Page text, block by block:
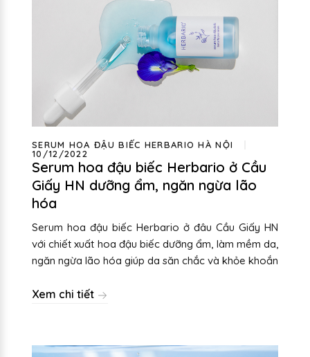
SERUM HOA ĐẬU BIẾC HERBARIO HÀ NỘI
10/12/2022
Serum hoa đậu biếc Herbario ở Cầu
Giấy HN dưỡng ẩm, ngăn ngừa lão
hóa
Serum hoa đậu biếc Herbario ở đâu Cầu Giấy HN
với chiết xuất hoa đậu biếc dưỡng ẩm, làm mềm da,
ngăn ngừa lão hóa giúp da săn chắc và khỏe khoắn
Xem chi tiết